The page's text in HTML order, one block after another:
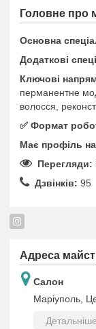
Головне про
Основна
Додаткові
Ключові
перманентне
волосся,
✅️ Формат
Має профіль
Перегляди:
Дзвінків: 95
Адреса
Салон
Маріуполь,
Детальніше